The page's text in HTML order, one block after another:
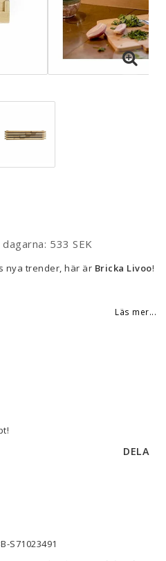
533 SEK
nya trender, här är Bricka Livoo!
Läs mer...
DELA
S71023491